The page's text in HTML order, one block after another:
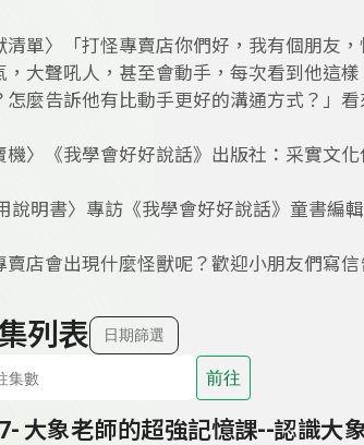
清單〉「打怪專賣店你們好，我有個朋友
，大聲吼人，甚至會動手，每次看到他這
怎麼告訴他有比動手更好的溝通方式？」
機〉《我學會好好說話》出版社：采實文
說明書〉專訪《我學會好好說話》童書編
賣店會出現什麼怪獸呢？歡迎小朋友們寫
列表 日期篩選
前往
大象老師的超強記憶課--認識大